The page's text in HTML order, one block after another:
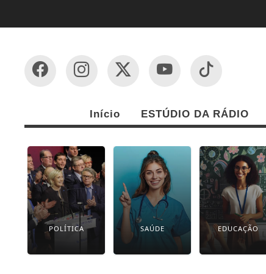
Início ESTÚDIO DA RÁDIO
POLÍTICA SAÚDE EDUCAÇÃO